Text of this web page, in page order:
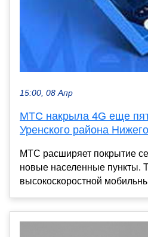
15:00, 08 Апр
МТС накрыла 4G еще
Уренского района
МТС расширяет покрытие
новые населенные пункты.
высокоскоростной